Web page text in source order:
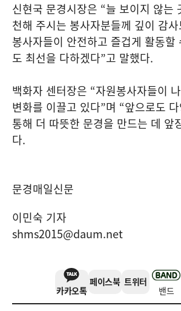
신현국 문경시장은 “늘 보이지 않는
천해 주시는 봉사자분들께 깊이 감
봉사자들이 안전하고 즐겁게 활동할
도 최선을 다하겠다”고 말했다.
백화자 센터장은 “자원봉사자들이
변화를 이끌고 있다”며 “앞으로도
통해 더 따뜻한 문경을 만드는 데 앞
다.
문경매일신문
이민숙 기자
shms2015@daum.net
카카오톡
페이스북 트위터
밴드